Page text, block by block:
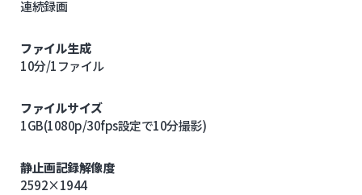
連続録画
ファイル生成
10分/1ファイル
ファイルサイズ
1GB(1080p/30fps設定で10分撮影)
静止画記録解像度
2592×1944